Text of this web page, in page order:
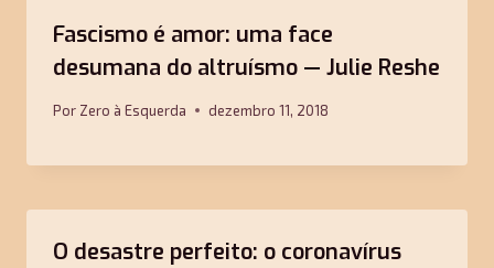
Fascismo é amor: uma face
desumana do altruísmo — Julie Reshe
Por Zero à Esquerda dezembro 11, 2018
O desastre perfeito: o coronavírus